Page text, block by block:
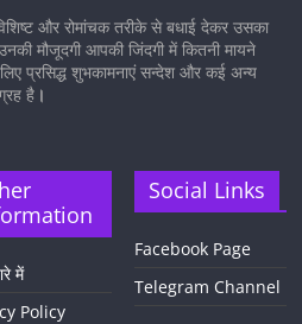
और रोमांचक तरीके से बधाई देकर उसका
मौजूदगी आपकी जिंदगी में कितनी मायने
प्रसिद्ध शुभकामनाएं सन्देश और कई अन्य
है ।
में
Policy
Social Links
Facebook Page
Telegram Channel